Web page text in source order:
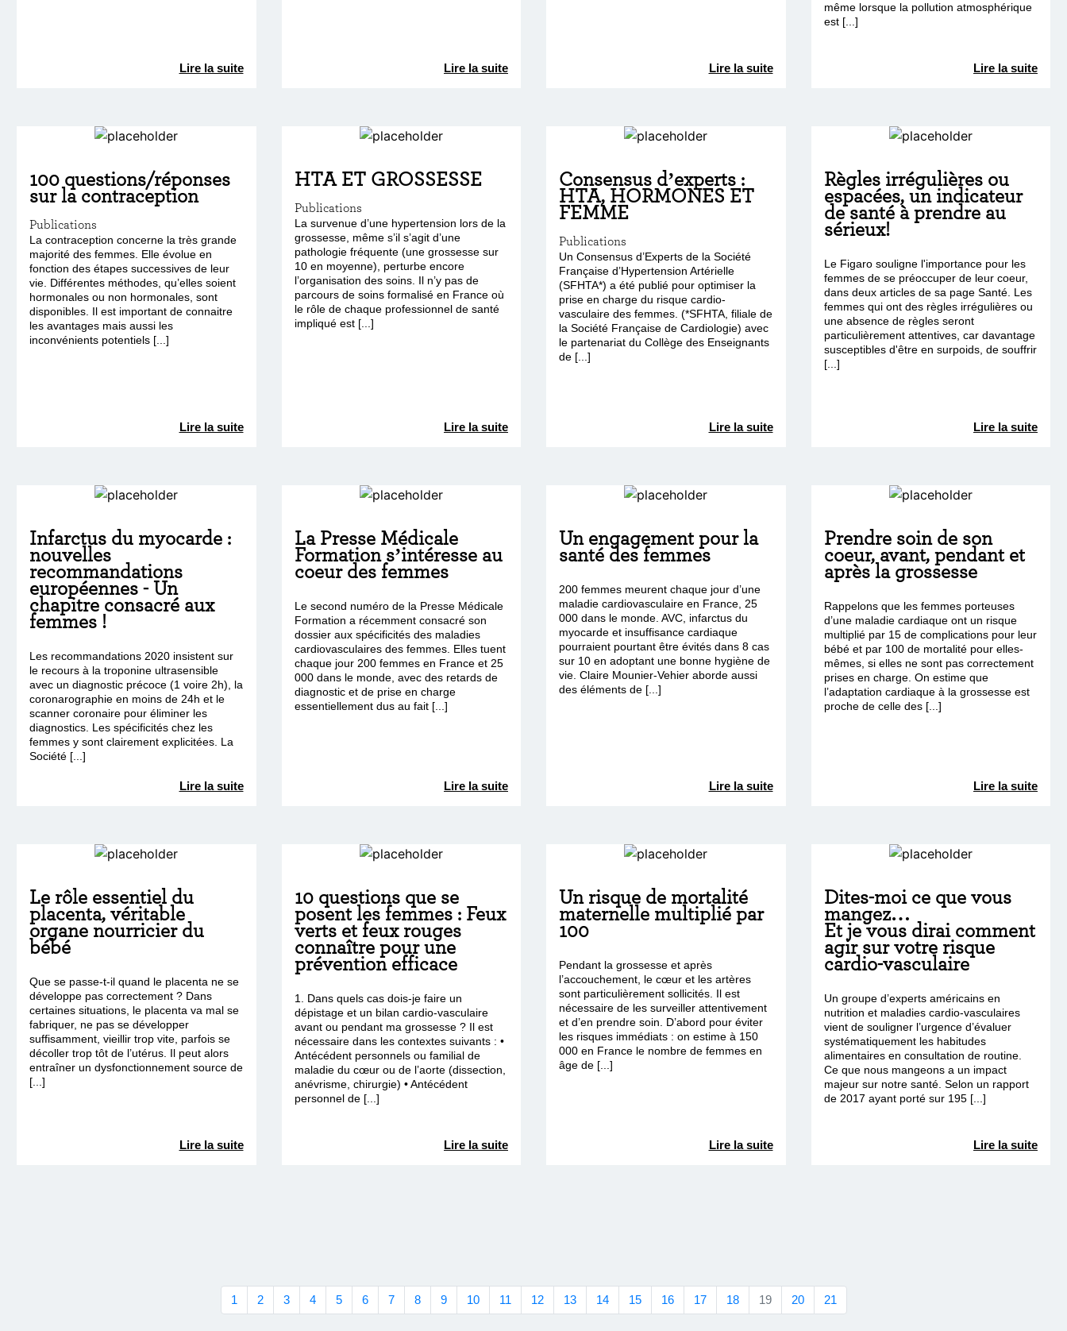
Lire la suite Lire la suite Lire la suite
même lorsque la pollution atmosphérique
est [...]
Lire la suite
100 questions/réponses
sur la contraception
Publications
La contraception concerne la très grande
majorité des femmes. Elle évolue en
fonction des étapes successives de leur
vie. Différentes méthodes, qu’elles soient
hormonales ou non hormonales, sont
disponibles. Il est important de connaitre
les avantages mais aussi les
inconvénients potentiels [...]
Lire la suite
HTA ET GROSSESSE
Publications
La survenue d’une hypertension lors de la
grossesse, même s’il s’agit d’une
pathologie fréquente (une grossesse sur
10 en moyenne), perturbe encore
l’organisation des soins. Il n’y pas de
parcours de soins formalisé en France où
le rôle de chaque professionnel de santé
impliqué est [...]
Lire la suite
Consensus d’experts :
HTA, HORMONES ET
FEMME
Publications
Un Consensus d’Experts de la Société
Française d’Hypertension Artérielle
(SFHTA*) a été publié pour optimiser la
prise en charge du risque cardio-
vasculaire des femmes. (*SFHTA, filiale de
la Société Française de Cardiologie) avec
le partenariat du Collège des Enseignants
de [...]
Lire la suite
Règles irrégulières ou
espacées, un indicateur
de santé à prendre au
sérieux!
Le Figaro souligne l'importance pour les
femmes de se préoccuper de leur coeur,
dans deux articles de sa page Santé. Les
femmes qui ont des règles irrégulières ou
une absence de règles seront
particulièrement attentives, car davantage
susceptibles d'être en surpoids, de souffrir
[...]
Lire la suite
Infarctus du myocarde :
nouvelles
recommandations
européennes - Un
chapitre consacré aux
femmes !
Les recommandations 2020 insistent sur
le recours à la troponine ultrasensible
avec un diagnostic précoce (1 voire 2h), la
coronarographie en moins de 24h et le
scanner coronaire pour éliminer les
diagnostics. Les spécificités chez les
femmes y sont clairement explicitées. La
Société [...]
Lire la suite
La Presse Médicale
Formation s’intéresse au
coeur des femmes
Le second numéro de la Presse Médicale
Formation a récemment consacré son
dossier aux spécificités des maladies
cardiovasculaires des femmes. Elles tuent
chaque jour 200 femmes en France et 25
000 dans le monde, avec des retards de
diagnostic et de prise en charge
essentiellement dus au fait [...]
Lire la suite
Un engagement pour la
santé des femmes
200 femmes meurent chaque jour d’une
maladie cardiovasculaire en France, 25
000 dans le monde. AVC, infarctus du
myocarde et insuffisance cardiaque
pourraient pourtant être évités dans 8 cas
sur 10 en adoptant une bonne hygiène de
vie. Claire Mounier-Vehier aborde aussi
des éléments de [...]
Lire la suite
Prendre soin de son
coeur, avant, pendant et
après la grossesse
Rappelons que les femmes porteuses
d’une maladie cardiaque ont un risque
multiplié par 15 de complications pour leur
bébé et par 100 de mortalité pour elles-
mêmes, si elles ne sont pas correctement
prises en charge. On estime que
l’adaptation cardiaque à la grossesse est
proche de celle des [...]
Lire la suite
Le rôle essentiel du
placenta, véritable
organe nourricier du
bébé
Que se passe-t-il quand le placenta ne se
développe pas correctement ? Dans
certaines situations, le placenta va mal se
fabriquer, ne pas se développer
suffisamment, vieillir trop vite, parfois se
décoller trop tôt de l’utérus. Il peut alors
entraîner un dysfonctionnement source de
[...]
Lire la suite
10 questions que se
posent les femmes : Feux
verts et feux rouges
connaître pour une
prévention efficace
1. Dans quels cas dois-je faire un
dépistage et un bilan cardio-vasculaire
avant ou pendant ma grossesse ? Il est
nécessaire dans les contextes suivants : •
Antécédent personnels ou familial de
maladie du cœur ou de l’aorte (dissection,
anévrisme, chirurgie) • Antécédent
personnel de [...]
Lire la suite
Un risque de mortalité
maternelle multiplié par
100
Pendant la grossesse et après
l’accouchement, le cœur et les artères
sont particulièrement sollicités. Il est
nécessaire de les surveiller attentivement
et d’en prendre soin. D’abord pour éviter
les risques immédiats : on estime à 150
000 en France le nombre de femmes en
âge de [...]
Lire la suite
Dites-moi ce que vous
mangez…
Et je vous dirai comment
agir sur votre risque
cardio-vasculaire
Un groupe d’experts américains en
nutrition et maladies cardio-vasculaires
vient de souligner l’urgence d’évaluer
systématiquement les habitudes
alimentaires en consultation de routine.
Ce que nous mangeons a un impact
majeur sur notre santé. Selon un rapport
de 2017 ayant porté sur 195 [...]
Lire la suite
1 2 3 4 5 6 7 8 9 10 11 12 13 14 15 16 17 18 19 20 21